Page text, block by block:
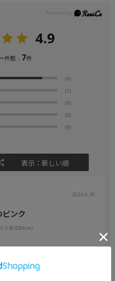
4.9
件数： 7件
(6)
(1)
(0)
(0)
(0)
表示：新しい順
2026.4.30
ンク
L×裄丈84cm)
171～175cm